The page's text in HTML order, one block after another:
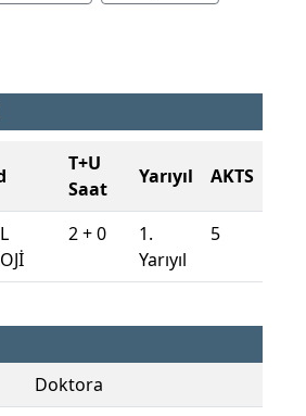
T+U
Saat
Yarıyıl AKTS
2 + 0
1.
Yarıyıl
5
Doktora